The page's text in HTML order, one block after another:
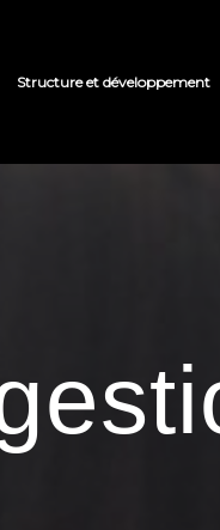
Structure et développement